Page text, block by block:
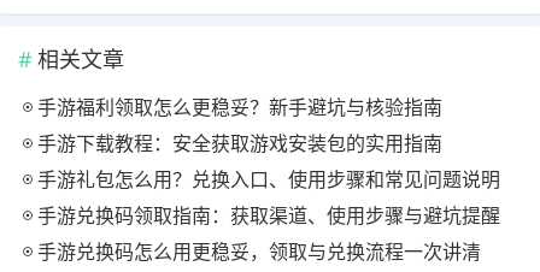
相关文章
手游福利领取怎么更稳妥？新手避坑与核验指南
手游下载教程：安全获取游戏安装包的实用指南
手游礼包怎么用？兑换入口、使用步骤和常见问题说明
手游兑换码领取指南：获取渠道、使用步骤与避坑提醒
手游兑换码怎么用更稳妥，领取与兑换流程一次讲清